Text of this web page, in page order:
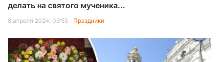
делать на святого мученика...
8 апреля 2024, 09:55 Праздники